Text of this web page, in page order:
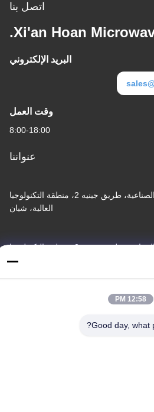
اتصل بنا
Xi'an Hoan
البريد الإلكتروني
وقت العمل
8:00-18:00
عنواننا
F7، المبنى 2، حديقة شينكاي الصناعية، طريق جينيه 2، منطقة التكنولوجيا
العالية، شيان
F7، المبنى 2، حديقة شينكاي الصناعية، طريق جينيه 2، منطقة التكنولوجيا
العالية، شيان
12:58 PM
Good day,